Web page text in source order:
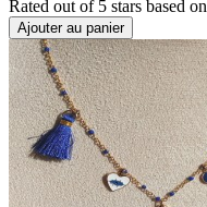
Rated out of 5 stars based on
Ajouter au panier